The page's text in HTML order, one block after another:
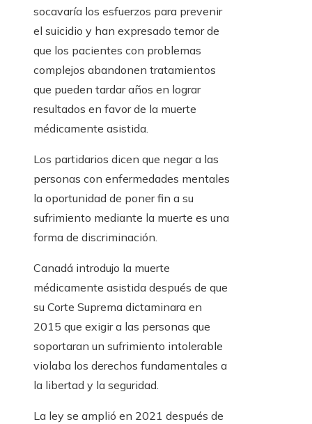
socavaría los esfuerzos para prevenir
el suicidio y han expresado temor de
que los pacientes con problemas
complejos abandonen tratamientos
que pueden tardar años en lograr
resultados en favor de la muerte
médicamente asistida.
Los partidarios dicen que negar a las
personas con enfermedades mentales
la oportunidad de poner fin a su
sufrimiento mediante la muerte es una
forma de discriminación.
Canadá introdujo la muerte
médicamente asistida después de que
su Corte Suprema dictaminara en
2015 que exigir a las personas que
soportaran un sufrimiento intolerable
violaba los derechos fundamentales a
la libertad y la seguridad.
La ley se amplió en 2021 después de